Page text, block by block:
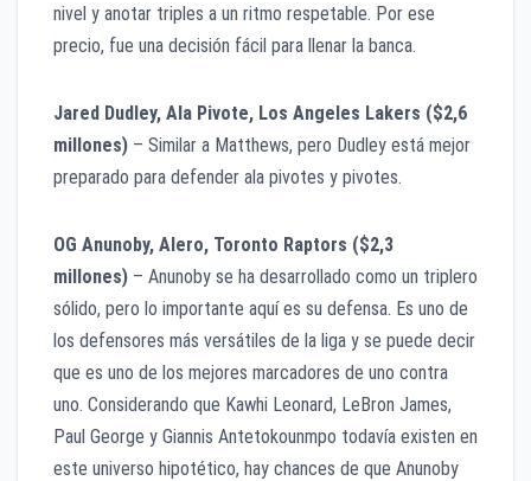
nivel y anotar triples a un ritmo respetable. Por ese
precio, fue una decisión fácil para llenar la banca.
Jared Dudley, Ala Pivote, Los Angeles Lakers ($2,6
millones) – Similar a Matthews, pero Dudley está mejor
preparado para defender ala pivotes y pivotes.
OG Anunoby, Alero, Toronto Raptors ($2,3
millones) – Anunoby se ha desarrollado como un triplero
sólido, pero lo importante aquí es su defensa. Es uno de
los defensores más versátiles de la liga y se puede decir
que es uno de los mejores marcadores de uno contra
uno. Considerando que Kawhi Leonard, LeBron James,
Paul George y Giannis Antetokounmpo todavía existen en
este universo hipotético, hay chances de que Anunoby